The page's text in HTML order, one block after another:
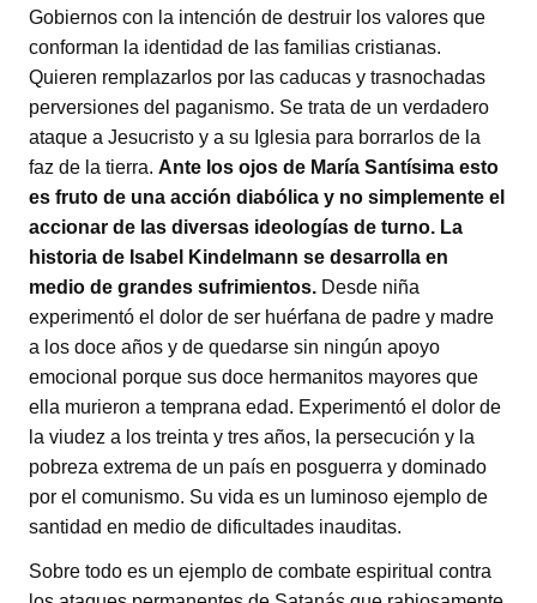
Gobiernos con la intención de destruir los valores que
conforman la identidad de las familias cristianas.
Quieren remplazarlos por las caducas y trasnochadas
perversiones del paganismo. Se trata de un verdadero
ataque a Jesucristo y a su Iglesia para borrarlos de la
faz de la tierra. Ante los ojos de María Santísima esto
es fruto de una acción diabólica y no simplemente el
accionar de las diversas ideologías de turno. La
historia de Isabel Kindelmann se desarrolla en
medio de grandes sufrimientos. Desde niña
experimentó el dolor de ser huérfana de padre y madre
a los doce años y de quedarse sin ningún apoyo
emocional porque sus doce hermanitos mayores que
ella murieron a temprana edad. Experimentó el dolor de
la viudez a los treinta y tres años, la persecución y la
pobreza extrema de un país en posguerra y dominado
por el comunismo. Su vida es un luminoso ejemplo de
santidad en medio de dificultades inauditas.
Sobre todo es un ejemplo de combate espiritual contra